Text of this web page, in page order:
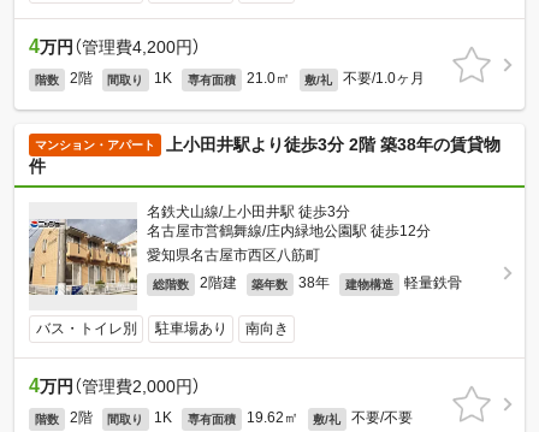
4万円 （管理費4,200円）
階数 2階 間取り 1K 専有面積 21.0㎡ 敷/礼 不要/1.0ヶ月
マンション・アパート
上小田井駅より徒歩3分 2階 築38年の賃貸物
件
名鉄犬山線/上小田井駅 徒歩3分
名古屋市営鶴舞線/庄内緑地公園駅 徒歩12分
愛知県名古屋市西区八筋町
総階数 2階建 築年数 38年 建物構造 軽量鉄骨
バス・トイレ別 駐車場あり 南向き
4万円 （管理費2,000円）
階数 2階 間取り 1K 専有面積 19.62㎡ 敷/礼 不要/不要